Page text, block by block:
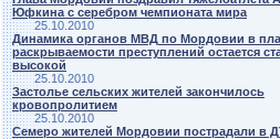
Юфкина с серебром чемпионата мира
25.10.2010
Динамика органов МВД по Мордовии в
раскрываемости преступлений остается
высокой
25.10.2010
Застолье сельских жителей закончилось
кровопролитием
25.10.2010
Семеро жителей Мордовии пострадали в